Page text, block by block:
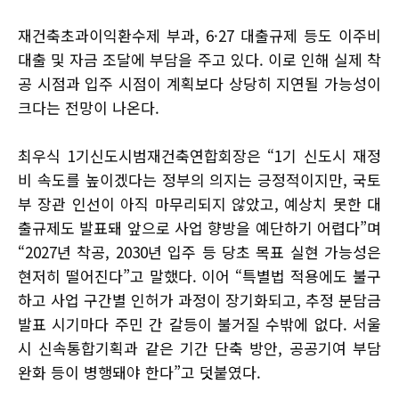
재건축초과이익환수제 부과, 6·27 대출규제 등도 이주비
대출 및 자금 조달에 부담을 주고 있다. 이로 인해 실제 착
공 시점과 입주 시점이 계획보다 상당히 지연될 가능성이
크다는 전망이 나온다.
최우식 1기신도시범재건축연합회장은 “1기 신도시 재정
비 속도를 높이겠다는 정부의 의지는 긍정적이지만, 국토
부 장관 인선이 아직 마무리되지 않았고, 예상치 못한 대
출규제도 발표돼 앞으로 사업 향방을 예단하기 어렵다”며
“2027년 착공, 2030년 입주 등 당초 목표 실현 가능성은
현저히 떨어진다”고 말했다. 이어 “특별법 적용에도 불구
하고 사업 구간별 인허가 과정이 장기화되고, 추정 분담금
발표 시기마다 주민 간 갈등이 불거질 수밖에 없다. 서울
시 신속통합기획과 같은 기간 단축 방안, 공공기여 부담
완화 등이 병행돼야 한다”고 덧붙였다.